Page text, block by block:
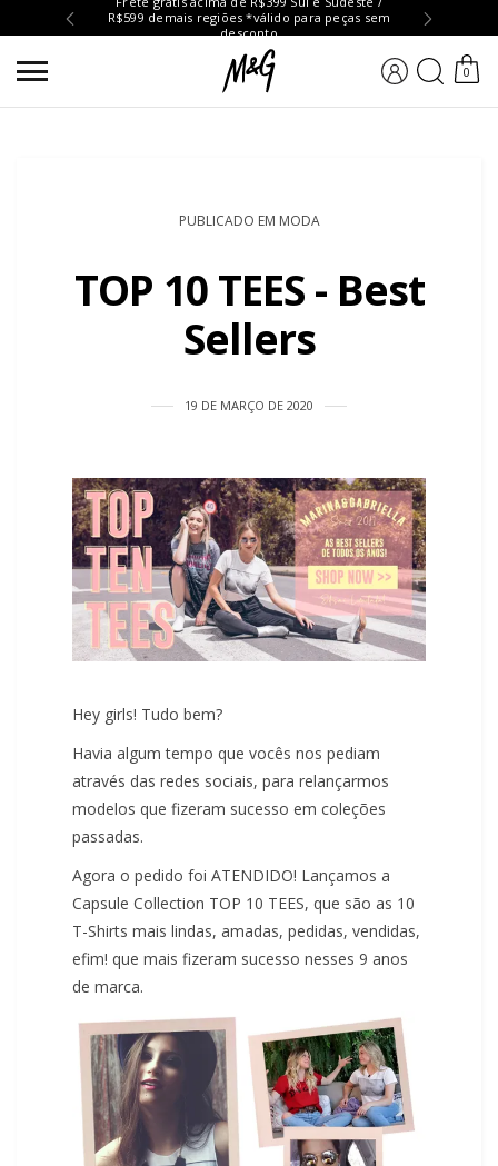
R$599 demais regiões *válido para peças sem
desconto
0
PUBLICADO EM MODA
TOP 10 TEES - Best
Sellers
19 DE MARÇO DE 2020
Hey girls! Tudo bem?
Havia algum tempo que vocês nos pediam
através das redes sociais, para relançarmos
modelos que fizeram sucesso em coleções
passadas.
Agora o pedido foi ATENDIDO! Lançamos a
Capsule Collection TOP 10 TEES, que são as 10
T-Shirts mais lindas, amadas, pedidas, vendidas,
efim! que mais fizeram sucesso nesses 9 anos
de marca.